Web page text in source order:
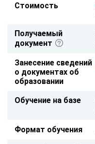
Стоимость
Получаемый
документ
Занесение сведений
о документах об
образовании
Обучение на базе
Формат обучения